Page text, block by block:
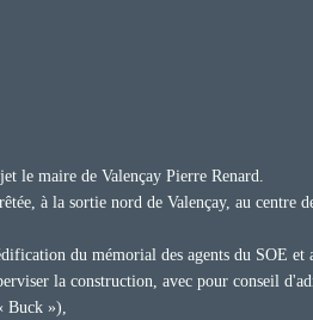
le maire de Valençay Pierre Renard.
à la sortie nord de Valençay, au centre
du mémorial des agents du SOE et
la construction, avec pour conseil
Buck »),